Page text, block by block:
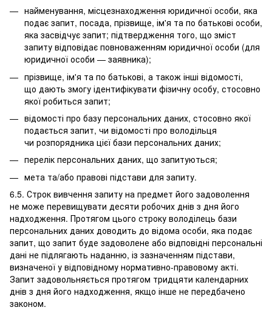
найменування, місцезнаходження юридичної особи, яка
подає запит, посада, прізвище, ім'я та по батькові особи,
яка засвідчує запит; підтвердження того, що зміст
запиту відповідає повноваженням юридичної особи (для
юридичної особи — заявника);
прізвище, ім'я та по батькові, а також інші відомості,
що дають змогу ідентифікувати фізичну особу, стосовно
якої робиться запит;
відомості про базу персональних даних, стосовно якої
подається запит, чи відомості про володільця
чи розпорядника цієї бази персональних даних;
перелік персональних даних, що запитуються;
мета та/або правові підстави для запиту.
6.5. Строк вивчення запиту на предмет його задоволення
не може перевищувати десяти робочих днів з дня його
надходження. Протягом цього строку володілець бази
персональних даних доводить до відома особи, яка подає
запит, що запит буде задоволене або відповідні персональні
дані не підлягають наданню, із зазначенням підстави,
визначеної у відповідному нормативно-правовому акті.
Запит задовольняється протягом тридцяти календарних
днів з дня його надходження, якщо інше не передбачено
законом.